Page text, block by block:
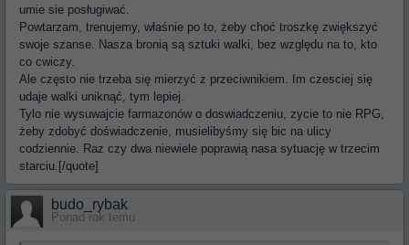
umie sie posługiwać.
Powtarzam, trenujemy, właśnie po to, żeby choć troszkę zwiększyć
swoje szanse. Nasza bronią są sztuki walki, bez względu na to, kto
co cwiczy.
Ale często nie trzeba się mierzyć z przeciwnikiem. Im czesciej się
udaje walki uniknąć, tym lepiej.
Tylo nie wysuwajcie farmazonów o doswiadczeniu, zycie to nie RPG,
żeby zdobyć doświadczenie, musielibyśmy się bic na ulicy
codziennie. Raz czy dwa niewiele poprawią nasa sytuację w trzecim
starciu.[/quote]
budo_rybak
Ponad rok temu